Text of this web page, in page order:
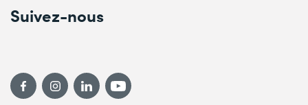
Suivez-nous